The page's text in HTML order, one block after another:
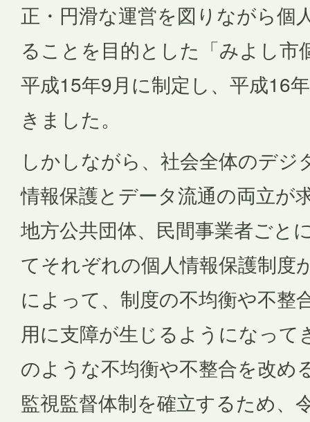
正・円滑な運営を図りながら個
ることを目的とした「みよし市
平成15年9月に制定し、平成16
きました。
しかしながら、社会全体のデジ
情報保護とデータ流通の両立が
地方公共団体、民間事業者ごと
てそれぞれの個人情報保護制度
によって、制度の不均衡や不整
用に支障が生じるようになって
のような不均衡や不整合を改め
監視監督体制を確立するため、